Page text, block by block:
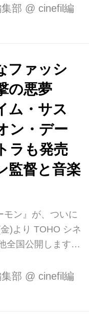
製作するにあた
が衣装デザイナー
もかとまでにこ
『ネオン・デーモ
ルなポイントを
共に余すところ
ジェシー（エル・
ら血を垂らしソフ
シーンで着用して
エンポリオ・アル
流れる血とは対
部 @ cinefil編
ファッシ
の悪夢
・サス
ン・デー
ラも発売
監督と音楽
モン』が、ついに
)より TOHO シネ
全国公開します!
N.W.レフン監督
騒然。 絶賛の拍手
部 @ cinefil編